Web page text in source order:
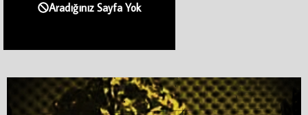
Aradığınız Sayfa Yok